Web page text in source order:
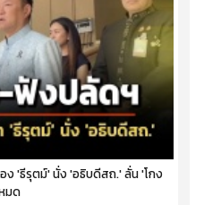
ง 'ธีรุตม์' นั่ง 'อธิบดีสถ.' ลั่น 'โกง
มด